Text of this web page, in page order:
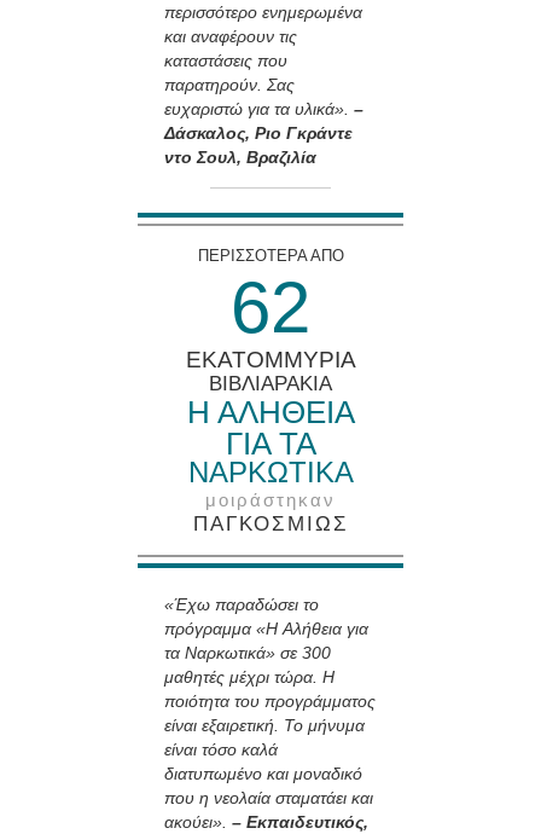
περισσότερο ενημερωμένα
και αναφέρουν τις
καταστάσεις που
παρατηρούν. Σας
ευχαριστώ για τα υλικά». –
Δάσκαλος, Ριο Γκράντε
ντο Σουλ, Βραζιλία
ΠΕΡΙΣΣΟΤΕΡΑ ΑΠΟ
62
ΕΚΑΤΟΜΜΥΡΙΑ
ΒΙΒΛΙΑΡΑΚΙΑ
Η ΑΛΗΘΕΙΑ
ΓΙΑ ΤΑ
ΝΑΡΚΩΤΙΚΑ
μοιράστηκαν
ΠΑΓΚΟΣΜΙΩΣ
«Έχω παραδώσει το
πρόγραμμα «Η Αλήθεια για
τα Ναρκωτικά» σε 300
μαθητές μέχρι τώρα. Η
ποιότητα του προγράμματος
είναι εξαιρετική. Το μήνυμα
είναι τόσο καλά
διατυπωμένο και μοναδικό
που η νεολαία σταματάει και
ακούει». – Εκπαιδευτικός,